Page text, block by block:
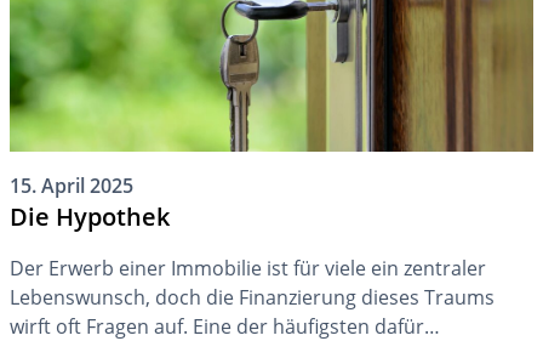
15. April 2025
Die Hypothek
Der Erwerb einer Immobilie ist für viele ein zentraler
Lebenswunsch, doch die Finanzierung dieses Traums
wirft oft Fragen auf. Eine der häufigsten dafür